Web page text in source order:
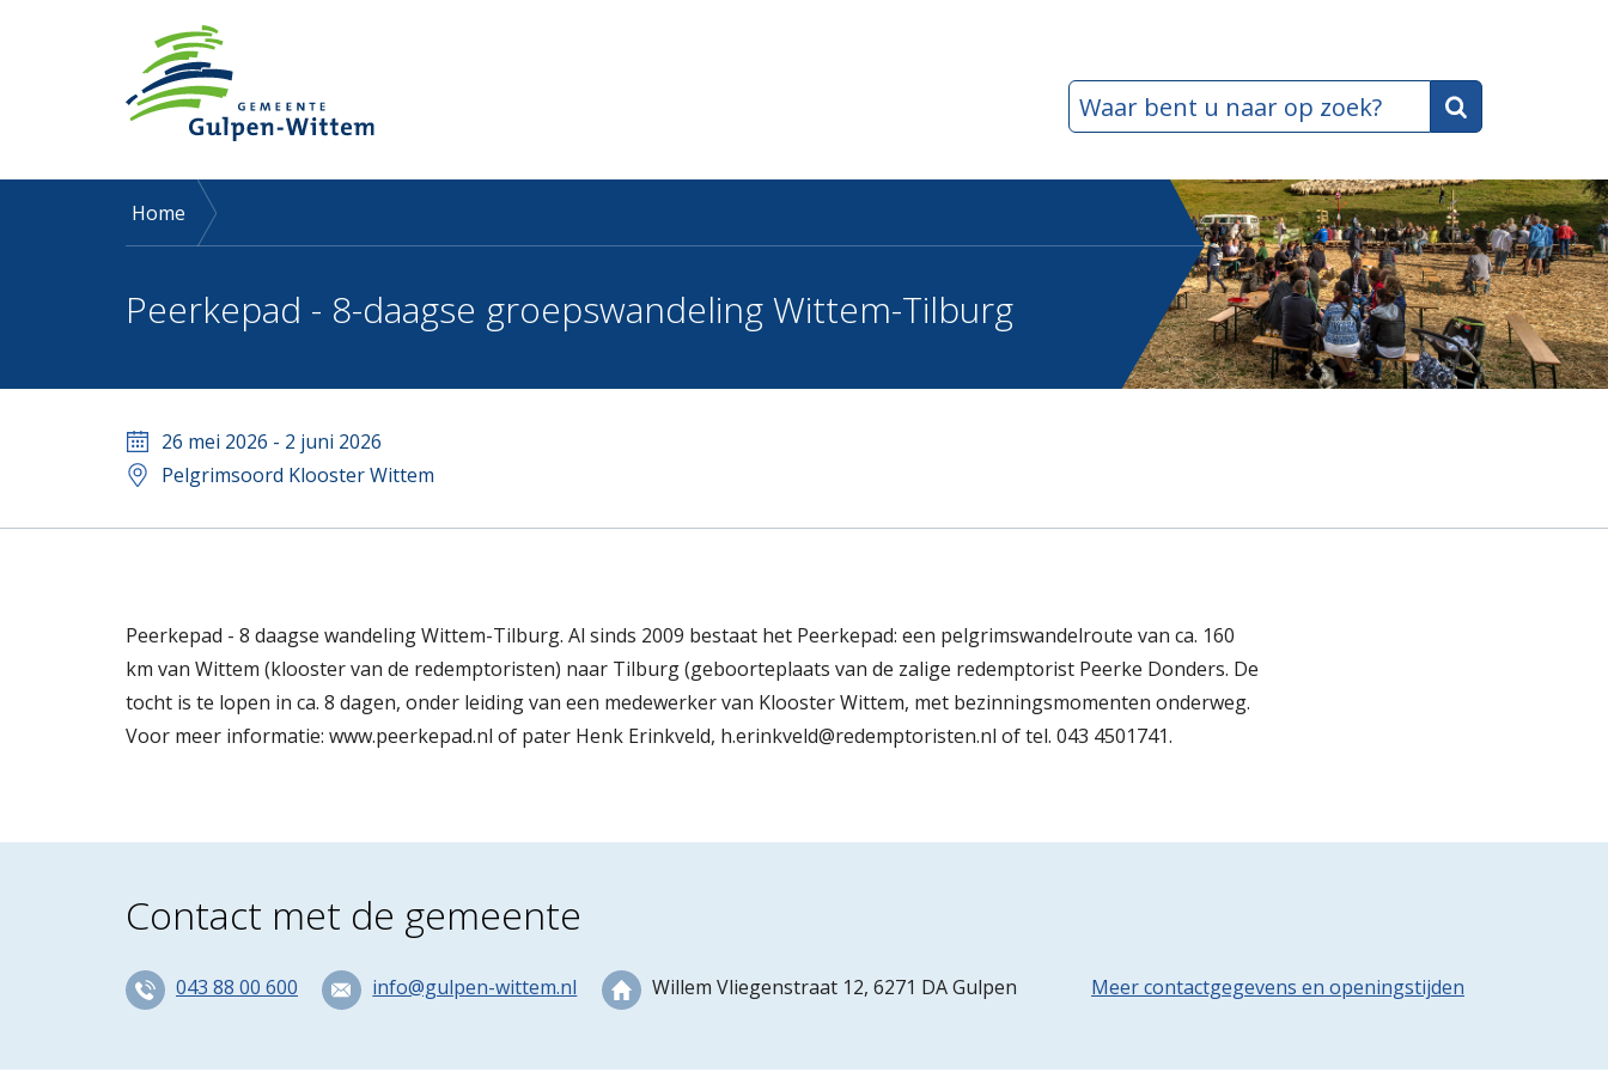
Home
Peerkepad - 8-daagse groepswandeling Wittem-Tilburg
26 mei 2026 - 2 juni 2026
Pelgrimsoord Klooster Wittem
Peerkepad - 8 daagse wandeling Wittem-Tilburg. Al sinds 2009 bestaat het Peerkepad: een pelgrimswandelroute van ca. 160
km van Wittem (klooster van de redemptoristen) naar Tilburg (geboorteplaats van de zalige redemptorist Peerke Donders. De
tocht is te lopen in ca. 8 dagen, onder leiding van een medewerker van Klooster Wittem, met bezinningsmomenten onderweg.
Voor meer informatie: www.peerkepad.nl of pater Henk Erinkveld, h.erinkveld@redemptoristen.nl of tel. 043 4501741.
Contact met de gemeente
043 88 00 600 info@gulpen-wittem.nl Willem Vliegenstraat 12, 6271 DA Gulpen Meer contactgegevens en openingstijden